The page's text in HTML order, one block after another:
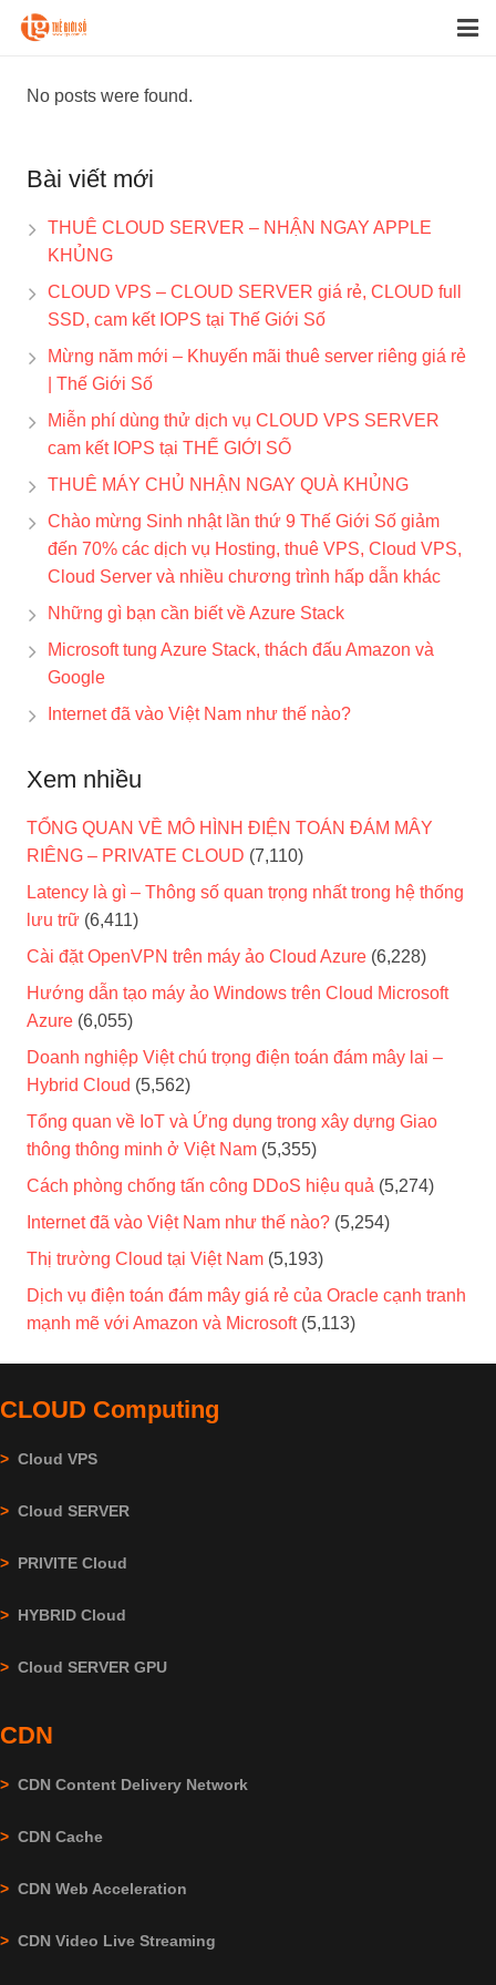
CDN
Cloud BACKUP
Tin tức
No posts were found.
Bài viết mới
THUÊ CLOUD SERVER – NHẬN NGAY APPLE
KHỦNG
CLOUD VPS – CLOUD SERVER giá rẻ, CLOUD full
SSD, cam kết IOPS tại Thế Giới Số
Mừng năm mới – Khuyến mãi thuê server riêng giá rẻ
| Thế Giới Số
Miễn phí dùng thử dịch vụ CLOUD VPS SERVER
cam kết IOPS tại THẾ GIỚI SỐ
THUÊ MÁY CHỦ NHẬN NGAY QUÀ KHỦNG
Chào mừng Sinh nhật lần thứ 9 Thế Giới Số giảm
đến 70% các dịch vụ Hosting, thuê VPS, Cloud VPS,
Cloud Server và nhiều chương trình hấp dẫn khác
Những gì bạn cần biết về Azure Stack
Microsoft tung Azure Stack, thách đấu Amazon và
Google
Internet đã vào Việt Nam như thế nào?
Xem nhiều
TỔNG QUAN VỀ MÔ HÌNH ĐIỆN TOÁN ĐÁM MÂY
RIÊNG – PRIVATE CLOUD (7,110)
Latency là gì – Thông số quan trọng nhất trong hệ thống
lưu trữ (6,411)
Cài đặt OpenVPN trên máy ảo Cloud Azure (6,228)
Hướng dẫn tạo máy ảo Windows trên Cloud Microsoft
Azure (6,055)
Doanh nghiệp Việt chú trọng điện toán đám mây lai –
Hybrid Cloud (5,562)
Tổng quan về IoT và Ứng dụng trong xây dựng Giao
thông thông minh ở Việt Nam (5,355)
Cách phòng chống tấn công DDoS hiệu quả (5,274)
Internet đã vào Việt Nam như thế nào? (5,254)
Thị trường Cloud tại Việt Nam (5,193)
Dịch vụ điện toán đám mây giá rẻ của Oracle cạnh tranh
mạnh mẽ với Amazon và Microsoft (5,113)
CLOUD Computing
> Cloud VPS
> Cloud SERVER
> PRIVITE Cloud
> HYBRID Cloud
> Cloud SERVER GPU
CDN
> CDN Content Delivery Network
> CDN Cache
> CDN Web Acceleration
> CDN Video Live Streaming